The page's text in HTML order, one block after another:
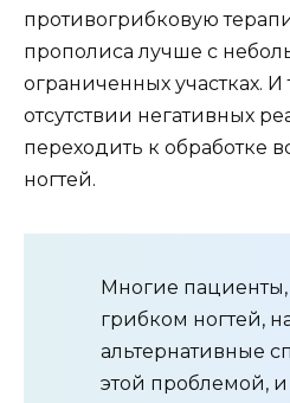
противогрибковую
прополиса лучше с
ограниченных участках. И
отсутствии негативных
переходить к обработке
ногтей.
Многие
грибком ногтей,
альтернативные
этой проблемой,